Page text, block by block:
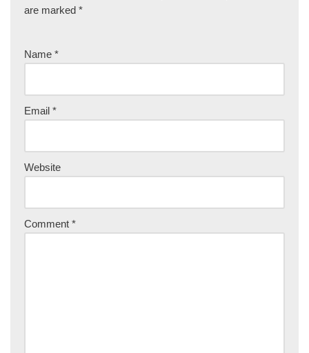
are marked *
Name *
Email *
Website
Comment *